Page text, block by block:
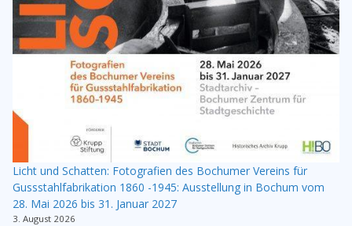
Licht und Schatten: Fotografien des Bochumer Vereins für
Gussstahlfabrikation 1860 -1945: Ausstellung in Bochum vom
28. Mai 2026 bis 31. Januar 2027
3. August 2026